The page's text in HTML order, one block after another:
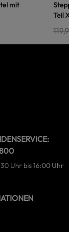
mit
Teil
Uhr bis 16:00 Uhr